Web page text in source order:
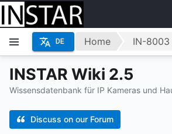
INSTAR Wiki 2.5
Wissensdatenbank für IP Kameras und
Discuss on our Forum
DE Home IN-8003